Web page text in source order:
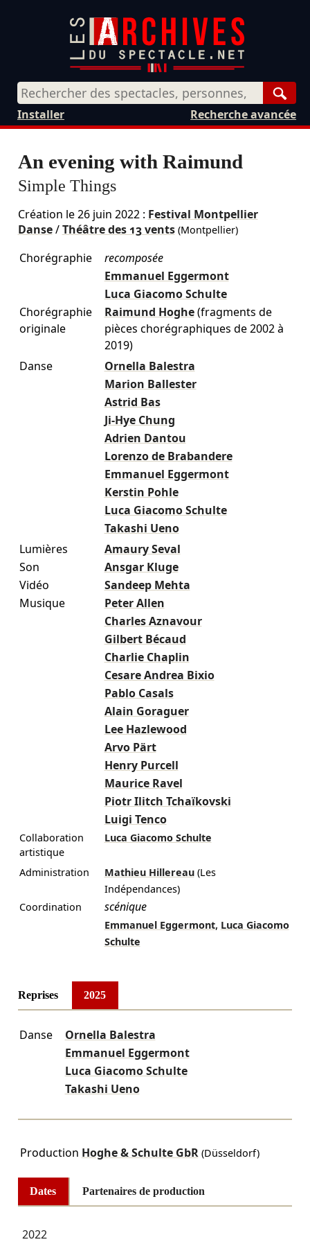
Recherche avancée
Installer
An evening with Raimund
Simple Things
Création le26 juin 2022: Festival Montpellier
Danse/Théâtre des 13 vents(Montpellier)
Chorégraphie
recomposée
Emmanuel Eggermont
Luca Giacomo Schulte
Chorégraphie
originale
Raimund Hoghe (fragments de
pièces chorégraphiques de 2002 à
2019)
Danse
Ornella Balestra
Marion Ballester
Astrid Bas
Ji-Hye Chung
Adrien Dantou
Lorenzo de Brabandere
Emmanuel Eggermont
Kerstin Pohle
Luca Giacomo Schulte
Takashi Ueno
Lumières
Amaury Seval
Son
Ansgar Kluge
Vidéo
Sandeep Mehta
Musique
Peter Allen
Charles Aznavour
Gilbert Bécaud
Charlie Chaplin
Cesare Andrea Bixio
Pablo Casals
Alain Goraguer
Lee Hazlewood
Arvo Pärt
Henry Purcell
Maurice Ravel
Piotr Ilitch Tchaïkovski
Luigi Tenco
Collaboration
artistique
Luca Giacomo Schulte
Administration Mathieu Hillereau (Les
Indépendances)
Coordination
scénique
Emmanuel Eggermont, Luca Giacomo
Schulte
Reprises 2025
Danse
Ornella Balestra
Emmanuel Eggermont
Luca Giacomo Schulte
Takashi Ueno
Production Hoghe & Schulte GbR (Düsseldorf)
Dates Partenaires de production
2022